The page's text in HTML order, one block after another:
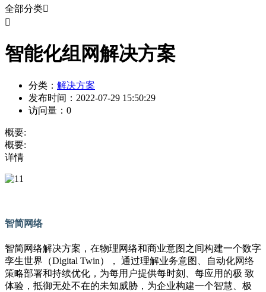
全部分类

智能化组网解决方案
分类： 解决方案
发布时间： 2022-07-29 15:50:29
访问量： 0
概要:
概要:
详情
智简网络
智简网络解决方案，在物理网络和商业意图之间构建一个数字
孪生世界（Digital Twin）， 通过理解业务意图、自动化网络
策略部署和持续优化，为每用户提供每时刻、每应用的极 致
体验，抵御无处不在的未知威胁，为企业构建一个智慧、极